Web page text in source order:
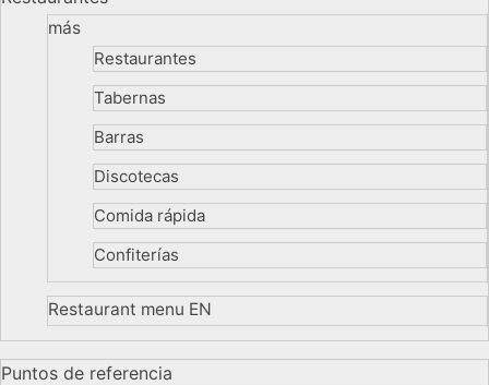
más
Restaurantes
Tabernas
Barras
Discotecas
Comida rápida
Confiterías
Restaurant menu EN
Puntos de referencia